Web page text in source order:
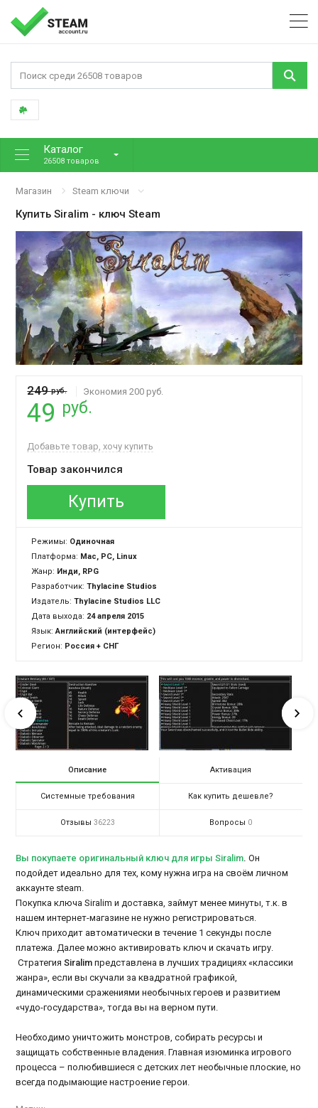
Каталог
26508 товаров
Магазин Steam ключи
КупитьSiralim - ключ Steam
249руб. Экономия 200 руб.
49 руб.
Добавьте товар, хочу купить
Товар закончился
Купить
Режимы: Одиночная
Платформа: Mac, PC, Linux
Жанр: Инди, RPG
Разработчик:Thylacine Studios
Издатель:Thylacine Studios LLC
Дата выхода: 24 апреля 2015
Язык:Английский (интерфейс)
Регион: Россия + СНГ
Описание Активация
Системные требования Как купить дешевле?
Отзывы 36223 Вопросы 0
Вы покупаете оригинальный ключ для игры Siralim. Он
подойдет идеально для тех, кому нужна игра на своём личном
аккаунте steam.
Покупка ключа Siralim и доставка, займут менее минуты, т.к. в
нашем интернет-магазине не нужно регистрироваться.
Ключ приходит автоматически в течение 1 секунды после
платежа. Далее можно активировать ключ и скачать игру.
СтратегияSiralim представлена в лучших традициях «классики
жанра», если вы скучали за квадратной графикой,
динамическими сражениями необычных героев и развитием
«чудо-государства», тогда вы на верном пути.
Необходимо уничтожить монстров, собирать ресурсы и
защищать собственные владения. Главная изюминка игрового
процесса – полюбившиеся с детских лет необычные плоские, но
всегда подымающие настроение герои.